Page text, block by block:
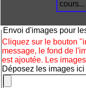
cours...
Envoi d'images pour
Cliquez sur le bouton
message, le fond de
est ajoutée. Les
Déposez les images